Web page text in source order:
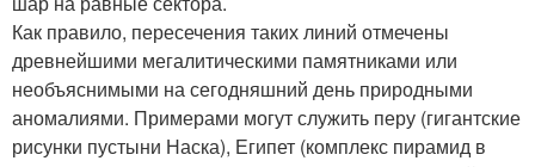
Как правило, пересечения таких линий отмечены
древнейшими мегалитическими памятниками или
необъяснимыми на сегодняшний день природными
аномалиями. Примерами могут служить перу (гигантские
рисунки пустыни Наска), Египет (комплекс пирамид в